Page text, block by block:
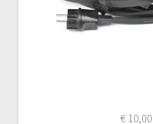
€ 10,00